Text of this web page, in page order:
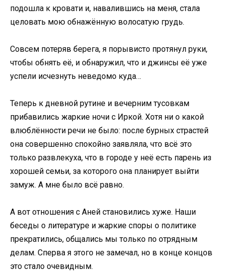
подошла к кровати и, навалившись на меня, стала
целовать мою обнажённую волосатую грудь.
Совсем потеряв берега, я порывисто протянул руки,
чтобы обнять её, и обнаружил, что и джинсы её уже
успели исчезнуть неведомо куда…
Теперь к дневной рутине и вечерним тусовкам
прибавились жаркие ночи с Иркой. Хотя ни о какой
влюблённости речи не было: после бурных страстей
она совершенно спокойно заявляла, что всё это
только развлекуха, что в городе у неё есть парень из
хорошей семьи, за которого она планирует выйти
замуж. А мне было всё равно.
А вот отношения с Аней становились хуже. Наши
беседы о литературе и жаркие споры о политике
прекратились, общались мы только по отрядным
делам. Сперва я этого не замечал, но в конце концов
это стало очевидным.